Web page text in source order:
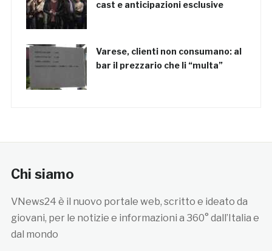
cast e anticipazioni esclusive
Varese, clienti non consumano: al
bar il prezzario che li “multa”
Chi siamo
VNews24 è il nuovo portale web, scritto e ideato da
giovani, per le notizie e informazioni a 360° dall’Italia e
dal mondo